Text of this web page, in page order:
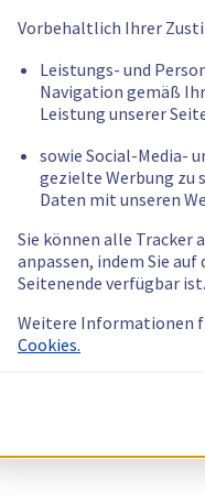
Vorbehaltlich Ihrer
Leistungs- und
Navigation gemäß
Leistung unserer
sowie Social-Media-
gezielte Werbung zu
Daten mit unseren
Sie können alle Tracker
anpassen, indem Sie
Seitenende verfügbar ist.
Weitere Informationen
Cookies.